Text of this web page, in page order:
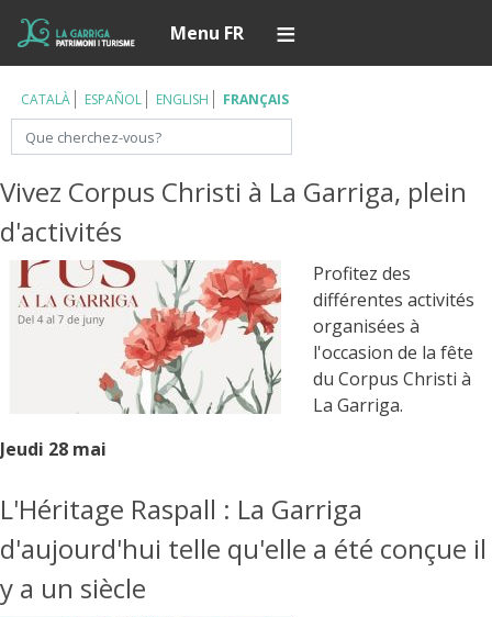
contenu
principal
Menu FR
CATALÀ ESPAÑOL ENGLISH FRANÇAIS
Rechercher
Vivez Corpus Christi à La Garriga, plein
d'activités
Profitez des
différentes activités
organisées à
l'occasion de la fête
du Corpus Christi à
La Garriga.
Jeudi 28 mai
L'Héritage Raspall : La Garriga
d'aujourd'hui telle qu'elle a été conçue il
y a un siècle